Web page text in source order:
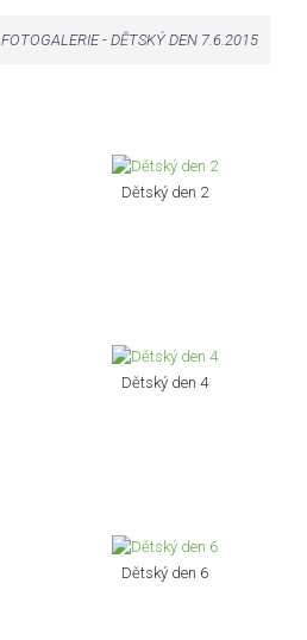
FOTOGALERIE- DĚTSKÝ DEN 7.6.2015
Dětský den 2
Dětský den 4
Dětský den 6